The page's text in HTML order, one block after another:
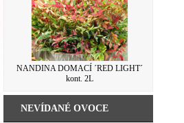
NANDINA DOMACÍ ´RED LIGHT´
kont. 2L
NEVÍDANÉ OVOCE